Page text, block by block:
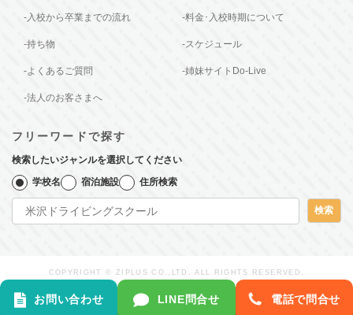
-入校から卒業までの流れ -料金･入校時期について
-持ち物 -スケジュール
-よくあるご質問 -姉妹サイトDo-Live
-法人のお客さまへ
フリーワードで探す
検索したいジャンルを選択してください
学校名 宿泊施設 住所検索
検索
COPYRIGHT © ZIPLUS CO.,LTD. ALL RIGHTS RESERVED.
お問い合わせ LINE問合せ 電話で問合せ